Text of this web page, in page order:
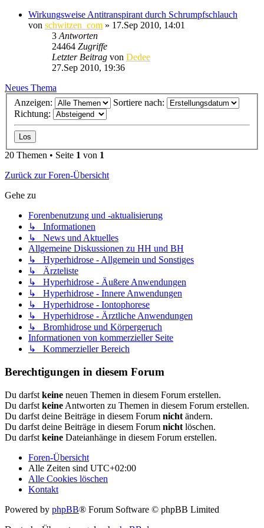
Wirkungsweise Antitranspirant durch Schrumpfschlauch
von schwitzen_com » 17.Sep 2010, 14:01
3 Antworten
24464 Zugriffe
Letzter Beitrag von Dedee
27.Sep 2010, 19:36
Neues Thema
Anzeigen:
Sortiere nach:
Richtung:
20 Themen • Seite 1 von 1
Zurück zur Foren-Übersicht
Gehe zu
Forenbenutzung und -aktualisierung
↳ Informationen
↳ News und Aktuelles
Allgemeine Diskussionen zu HH und BH
↳ Hyperhidrose - Allgemein und Sonstiges
↳ Ärzteliste
↳ Hyperhidrose - Äußere Anwendungen
↳ Hyperhidrose - Innere Anwendungen
↳ Hyperhidrose - Iontophorese
↳ Hyperhidrose - Ärztliche Anwendungen
↳ Bromhidrose und Körpergeruch
Informationen von kommerzieller Seite
↳ Kommerzieller Bereich
Berechtigungen in diesem Forum
Du darfst keine neuen Themen in diesem Forum erstellen.
Du darfst keine Antworten zu Themen in diesem Forum erstellen.
Du darfst deine Beiträge in diesem Forum nicht ändern.
Du darfst deine Beiträge in diesem Forum nicht löschen.
Du darfst keine Dateianhänge in diesem Forum erstellen.
Foren-Übersicht
Alle Zeiten sind UTC+02:00
Alle Cookies löschen
Kontakt
Powered by phpBB® Forum Software © phpBB Limited